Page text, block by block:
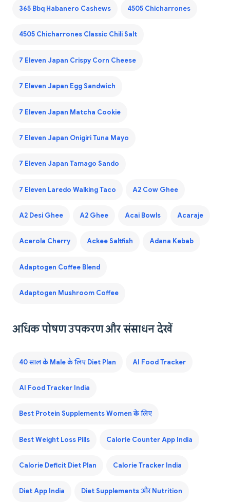
365 Bbq Habanero Cashews 4505 Chicharrones
4505 Chicharrones Classic Chili Salt
7 Eleven Japan Crispy Corn Cheese
7 Eleven Japan Egg Sandwich
7 Eleven Japan Matcha Cookie
7 Eleven Japan Onigiri Tuna Mayo
7 Eleven Japan Tamago Sando
7 Eleven Laredo Walking Taco A2 Cow Ghee
A2 Desi Ghee A2 Ghee Acai Bowls Acaraje
Acerola Cherry Ackee Saltfish Adana Kebab
Adaptogen Coffee Blend
Adaptogen Mushroom Coffee
अधिक पोषण उपकरण और संसाधन देखें
40 साल के Male के लिए Diet Plan AI Food Tracker
AI Food Tracker India
Best Protein Supplements Women के लिए
Best Weight Loss Pills Calorie Counter App India
Calorie Deficit Diet Plan Calorie Tracker India
Diet App India Diet Supplements और Nutrition